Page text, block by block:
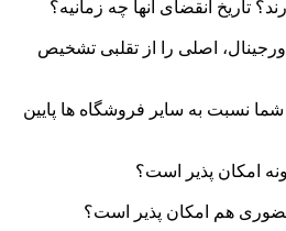
اصلی را از تقلبی تشخیص
نسبت به سایر فروشگاه ها پایین